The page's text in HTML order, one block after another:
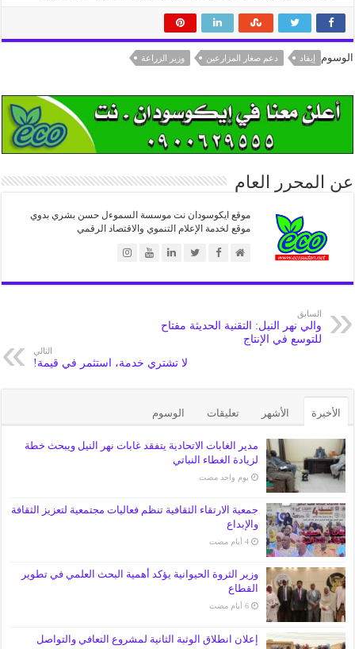
الوسوم إيفاد دعم صغار المزارعين وزير الزراعة
عن المحرر العام
موقع ايكوسودان نت موسسة السموءل حسن بشري بدوي
موقع لخدمة الإعلام التنموي والاقتصاد الرقمي
السابق
والي نهر النيل: التقنية الحديثة مفتاح
للتوسع في الإنتاج
التالي
​لا تشتري خدمة، استثمر في قيمة!
الأخيرة الأشهر تعليقات الوسوم
مدير الغابات الاتحادية يتفقد غابات نهر النيل ويبحث خطة
لزيادة الغطاء النباتي
‏يوم واحد مضت
جمعية الارتقاء الثقافية تنظم فعاليات مجتمعية لتعزيز الثقافة
والإبداع
‏4 أيام مضت
وزير الثروة الحيوانية يؤكد أهمية البحث العلمي في تطوير
القطاع
‏6 أيام مضت
إعلان انطلاق الوثبة الثانية لمشروع التعافي والتواصل